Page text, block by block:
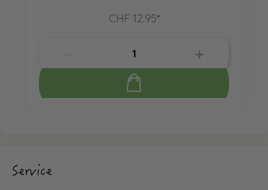
CHF 12.95*
Service